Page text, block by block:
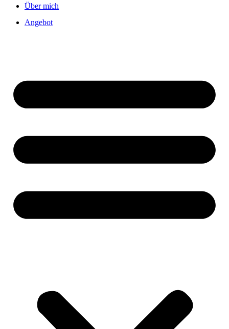
Über mich
Angebot